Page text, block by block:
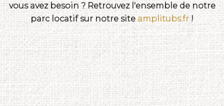
vous avez besoin ? Retrouvez l'ensemble de notre
parc locatif sur notre site amplitubs.fr !